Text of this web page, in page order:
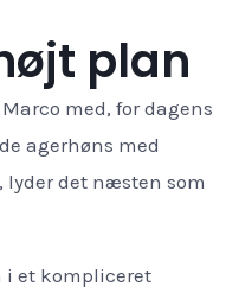
plan
med, for dagens
agerhøns med
lyder det næsten som
i et kompliceret